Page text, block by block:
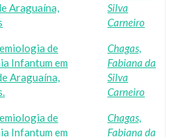
Araguaína,
Silva
Carneiro
de
Infantum em
Araguaína,
Chagas,
Fabiana da
Silva
Carneiro
de
Infantum em
Chagas,
Fabiana da